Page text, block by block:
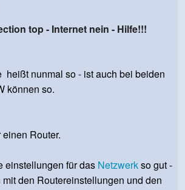
top - Internet nein - Hilfe!!!
heißt nunmal so - ist auch bei beiden
können so.
Router.
einstellungen für das Netzwerkso gut -
den Routereinstellungen und den